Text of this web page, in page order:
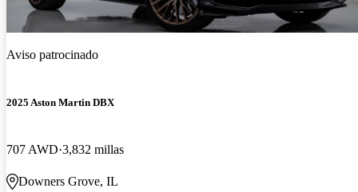
Aviso patrocinado
2025 Aston Martin DBX
707 AWD 3,832 millas
Downers Grove, IL